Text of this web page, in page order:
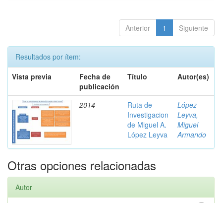
Anterior 1 Siguiente
Resultados por ítem:
Vista previa
Fecha de
publicación
Título Autor(es)
2014
Ruta de
Investigacion
de Miguel A.
López Leyva
López
Leyva,
Miguel
Armando
Otras opciones relacionadas
Autor